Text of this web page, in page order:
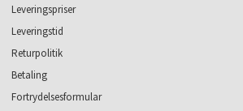
Leveringspriser
Leveringstid
Returpolitik
Betaling
Fortrydelsesformular